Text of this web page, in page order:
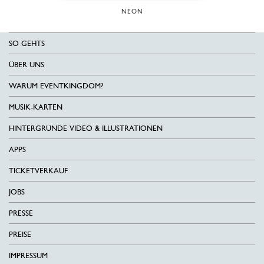
NEON
SO GEHTS
ÜBER UNS
WARUM EVENTKINGDOM?
MUSIK-KARTEN
HINTERGRÜNDE VIDEO & ILLUSTRATIONEN
APPS
TICKETVERKAUF
JOBS
PRESSE
PREISE
IMPRESSUM